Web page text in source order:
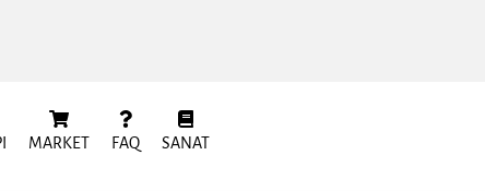
MARKET FAQ SANAT